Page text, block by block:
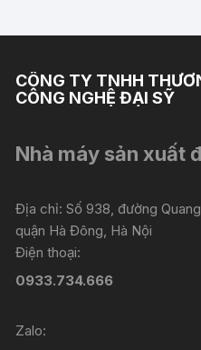
CÔNG TY TNHH
CÔNG NGHỆ ĐẠI SỸ
Nhà máy sản xuất
Địa chỉ: Số 938, đường
quận Hà Đông, Hà Nội
Điện thoại:
0933.734.666
Zalo: